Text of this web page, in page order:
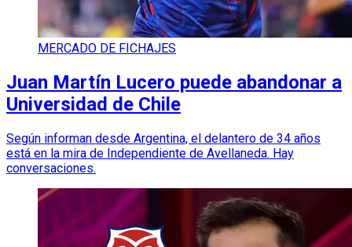
MERCADO DE FICHAJES
Juan Martín Lucero puede abandonar a
Universidad de Chile
Según informan desde Argentina, el delantero de 34 años
está en la mira de Independiente de Avellaneda. Hay
conversaciones.